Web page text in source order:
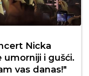
Nicka
umorniji i gušći.
vas danas!"